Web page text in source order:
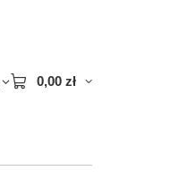
0,00 zł